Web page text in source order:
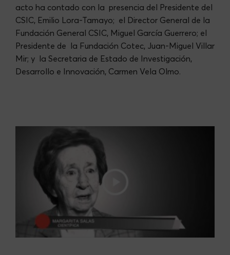
acto ha contado con la presencia del Presidente del
CSIC, Emilio Lora-Tamayo; el Director General de la
Fundación General CSIC, Miguel García Guerrero; el
Presidente de la Fundación Cotec, Juan-Miguel Villar
Mir; y la Secretaria de Estado de Investigación,
Desarrollo e Innovación, Carmen Vela Olmo.